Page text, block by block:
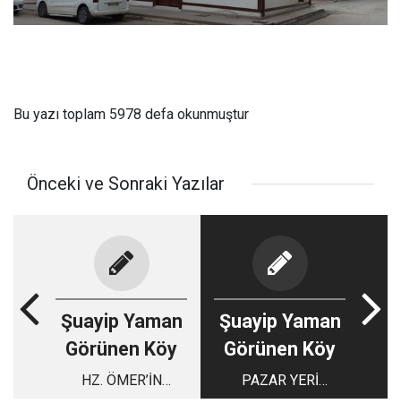
Bu yazı toplam 5978 defa okunmuştur
Önceki ve Sonraki Yazılar
Şuayip Yaman
Görünen Köy
HZ. ÖMER’İN
Şuayip Yaman
Görünen Köy
PAZAR YERİ
TRAFİĞİNİ KİM